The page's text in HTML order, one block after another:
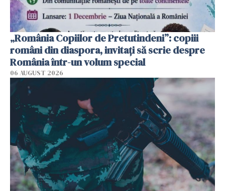
„România Copiilor de Pretutindeni”: copiii
români din diaspora, invitați să scrie despre
România într-un volum special
06 AUGUST 2026